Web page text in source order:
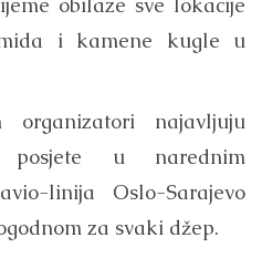
i kamene kugle u
organizatori najavljuju
posjete u narednim
linija Oslo-Sarajevo
za svaki džep.